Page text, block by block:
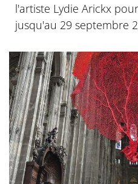
l'artiste Lydie Arickx
jusqu'au 29 septembre